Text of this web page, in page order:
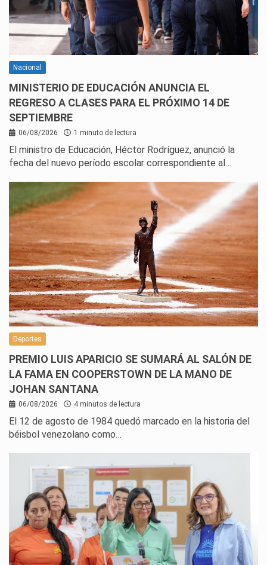
Nacional
MINISTERIO DE EDUCACIÓN ANUNCIA EL
REGRESO A CLASES PARA EL PRÓXIMO 14 DE
SEPTIEMBRE
06/08/2026 1 minuto de lectura
El ministro de Educación, Héctor Rodríguez, anunció la
fecha del nuevo período escolar correspondiente al…
Deportes
PREMIO LUIS APARICIO SE SUMARÁ AL SALÓN DE
LA FAMA EN COOPERSTOWN DE LA MANO DE
JOHAN SANTANA
06/08/2026 4 minutos de lectura
El 12 de agosto de 1984 quedó marcado en la historia del
béisbol venezolano como…